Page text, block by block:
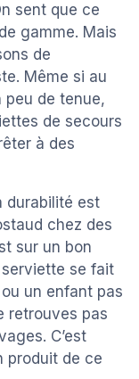
sent que ce
gamme. Mais
de
Même si au
peu de tenue,
de secours
à des
durabilité est
chez des
sur un bon
se fait
un enfant pas
retrouves pas
C’est
produit de ce